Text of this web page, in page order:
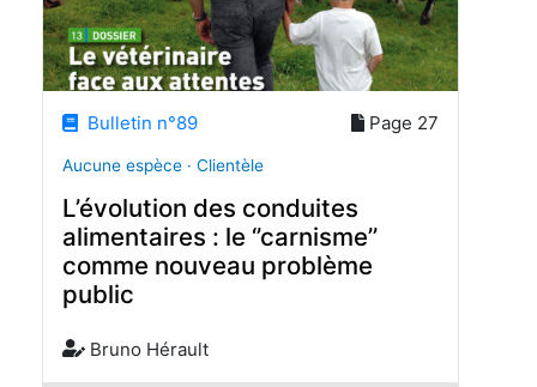
Bulletin n°89 Page 27
Aucune espèce · Clientèle
L’évolution des conduites
alimentaires : le ‘’carnisme’’
comme nouveau problème
public
Bruno Hérault